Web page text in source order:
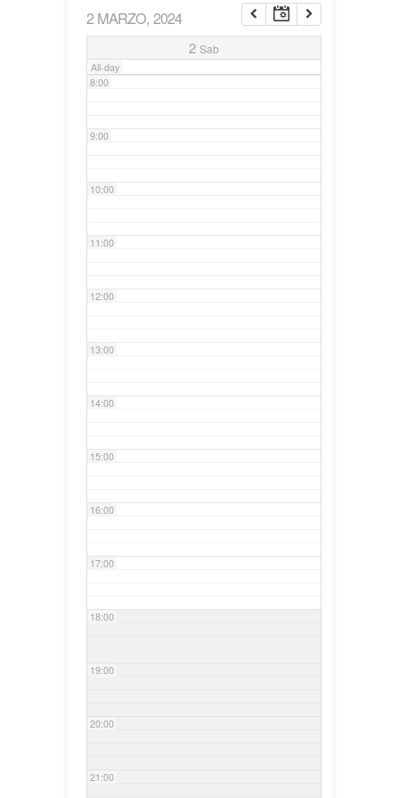
2 MARZO, 2024
2 Sab
All-day
7:00
8:00
9:00
10:00
11:00
12:00
13:00
14:00
15:00
16:00
17:00
18:00
19:00
20:00
21:00